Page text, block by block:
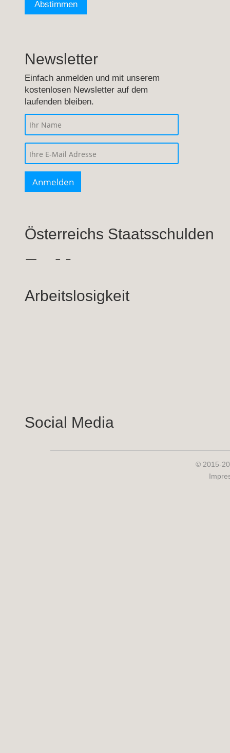
Newsletter
Einfach anmelden und mit unserem
kostenlosen Newsletter auf dem
laufenden bleiben.
Österreichs Staatsschulden
Arbeitslosigkeit
Social Media
© 2015-